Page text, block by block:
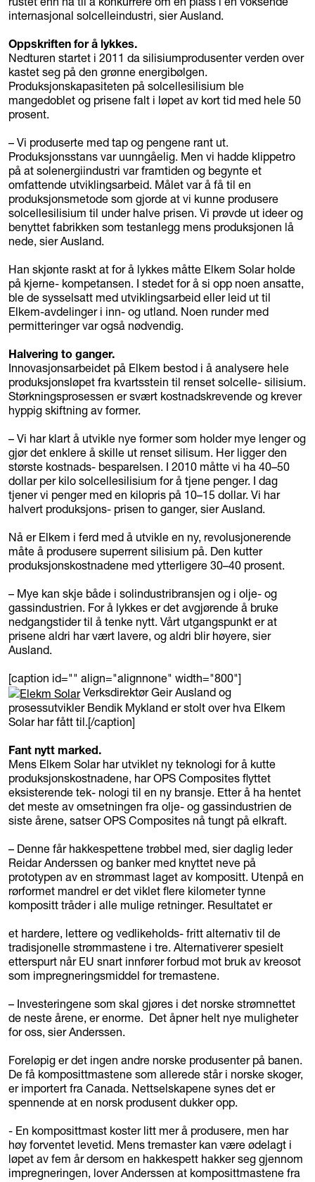
internasjonal solcelleindustri, sier Ausland.
Oppskriften for å lykkes.
Nedturen startet i 2011 da silisiumprodusenter verden over
kastet seg på den grønne energibølgen.
Produksjonskapasiteten på solcellesilisium ble
mangedoblet og prisene falt i løpet av kort tid med hele 50
prosent.
– Vi produserte med tap og pengene rant ut.
Produksjonsstans var uunngåelig. Men vi hadde klippetro
på at solenergiindustri var framtiden og begynte et
omfattende utviklingsarbeid. Målet var å få til en
produksjonsmetode som gjorde at vi kunne produsere
solcellesilisium til under halve prisen. Vi prøvde ut ideer og
benyttet fabrikken som testanlegg mens produksjonen lå
nede, sier Ausland.
Han skjønte raskt at for å lykkes måtte Elkem Solar holde
på kjerne- kompetansen. I stedet for å si opp noen ansatte,
ble de sysselsatt med utviklingsarbeid eller leid ut til
Elkem-avdelinger i inn- og utland. Noen runder med
permitteringer var også nødvendig.
Halvering to ganger.
Innovasjonsarbeidet på Elkem bestod i å analysere hele
produksjonsløpet fra kvartsstein til renset solcelle- silisium.
Størkningsprosessen er svært kostnadskrevende og krever
hyppig skiftning av former.
– Vi har klart å utvikle nye former som holder mye lenger og
gjør det enklere å skille ut renset silisum. Her ligger den
største kostnads- besparelsen. I 2010 måtte vi ha 40–50
dollar per kilo solcellesilisium for å tjene penger. I dag
tjener vi penger med en kilopris på 10–15 dollar. Vi har
halvert produksjons- prisen to ganger, sier Ausland.
Nå er Elkem i ferd med å utvikle en ny, revolusjonerende
måte å produsere superrent silisium på. Den kutter
produksjonskostnadene med ytterligere 30–40 prosent.
– Mye kan skje både i solindustribransjen og i olje- og
gassindustrien. For å lykkes er det avgjørende å bruke
nedgangstider til å tenke nytt. Vårt utgangspunkt er at
prisene aldri har vært lavere, og aldri blir høyere, sier
Ausland.
[caption id="" align="alignnone" width="800"]
Verksdirektør Geir Ausland og
prosessutvikler Bendik Mykland er stolt over hva Elkem
Solar har fått til.[/caption]
Fant nytt marked.
Mens Elkem Solar har utviklet ny teknologi for å kutte
produksjonskostnadene, har OPS Composites flyttet
eksisterende tek- nologi til en ny bransje. Etter å ha hentet
det meste av omsetningen fra olje- og gassindustrien de
siste årene, satser OPS Composites nå tungt på elkraft.
– Denne får hakkespettene trøbbel med, sier daglig leder
Reidar Anderssen og banker med knyttet neve på
prototypen av en strømmast laget av kompositt. Utenpå en
rørformet mandrel er det viklet flere kilometer tynne
kompositt tråder i alle mulige retninger. Resultatet er
et hardere, lettere og vedlikeholds- fritt alternativ til de
tradisjonelle strømmastene i tre. Alternativerer spesielt
etterspurt når EU snart innfører forbud mot bruk av kreosot
som impregneringsmiddel for tremastene.
– Investeringene som skal gjøres i det norske strømnettet
de neste årene, er enorme. Det åpner helt nye muligheter
for oss, sier Anderssen.
Foreløpig er det ingen andre norske produsenter på banen.
De få komposittmastene som allerede står i norske skoger,
er importert fra Canada. Nettselskapene synes det er
spennende at en norsk produsent dukker opp.
- En komposittmast koster litt mer å produsere, men har
høy forventet levetid. Mens tremaster kan være ødelagt i
løpet av fem år dersom en hakkespett hakker seg gjennom
impregneringen, lover Anderssen at komposittmastene fra